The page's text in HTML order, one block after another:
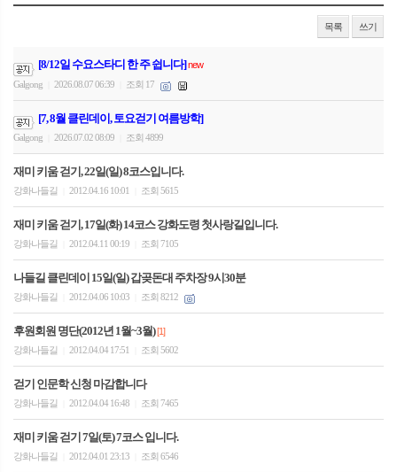
목록 쓰기
[8/12일 수요스타디 한 주 쉽니다]new
Galgong
2026.08.07 06:39 조회 17
[7, 8월 클린데이, 토요걷기 여름방학]
Galgong 2026.07.02 08:09 조회 4899
재미 키움 걷기, 22일(일) 8코스입니다.
강화나들길 2012.04.16 10:01 조회 5615
재미 키움 걷기, 17일(화) 14코스 강화도령 첫사랑길입니다.
강화나들길 2012.04.11 00:19 조회 7105
나들길 클린데이 15일(일) 갑곶돈대 주차장 9시30분
강화나들길 2012.04.06 10:03 조회 8212
후원회원 명단(2012년 1월~3월)[1]
강화나들길
2012.04.04 17:51 조회 5602
걷기 인문학 신청 마감합니다
강화나들길 2012.04.04 16:48 조회 7465
재미 키움 걷기 7일(토) 7코스 입니다.
강화나들길 2012.04.01 23:13 조회 6546